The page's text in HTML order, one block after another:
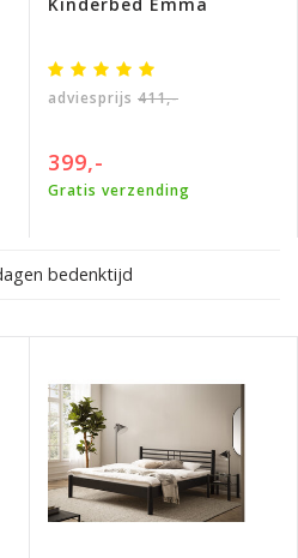
adviesprijs 411,-
399,-
Gratis verzending
bedenktijd